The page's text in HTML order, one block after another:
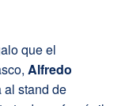
que el
Alfredo
al stand de